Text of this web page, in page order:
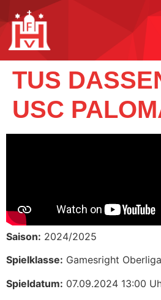
TUS
USC
Saison: 2024/2025
Spielklasse: Gamesright
Spieldatum: 07.09.2024 13:00